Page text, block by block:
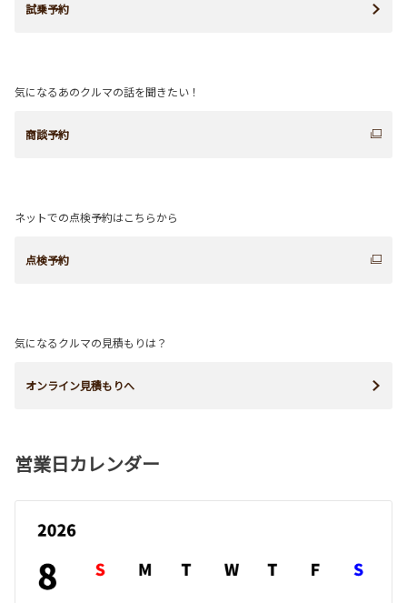
試乗予約
気になるあのクルマの話を聞きたい！
商談予約
ネットでの点検予約はこちらから
点検予約
気になるクルマの見積もりは？
オンライン見積もりへ
営業日カレンダー